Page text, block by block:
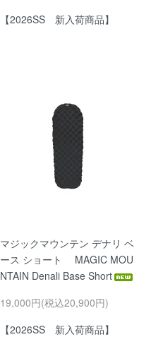
【2026SS 新入荷商品】
マジックマウンテン デナリ ベ
ース ショート MAGIC MOU
NTAIN Denali Base Short
19,000円(税込20,900円)
【2026SS 新入荷商品】